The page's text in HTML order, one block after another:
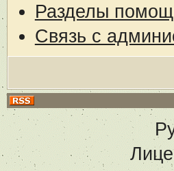
Разделы
Связь с